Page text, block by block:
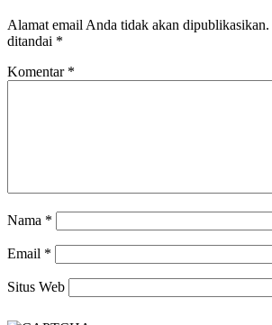
Alamat email Anda tidak akan dipublikasikan.
ditandai *
Komentar *
Nama *
Email *
Situs Web